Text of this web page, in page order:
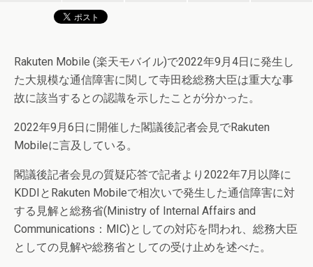
Rakuten Mobile (楽天モバイル)で2022年9月4日に発生し
た大規模な通信障害に関して寺田稔総務大臣は重大な事
故に該当するとの認識を示したことが分かった。
2022年9月6日に開催した閣議後記者会見でRakuten
Mobileに言及している。
閣議後記者会見の質疑応答で記者より2022年7月以降に
KDDIとRakuten Mobileで相次いで発生した通信障害に対
する見解と総務省(Ministry of Internal Affairs and
Communications：MIC)としての対応を問われ、総務大臣
としての見解や総務省としての受け止めを述べた。